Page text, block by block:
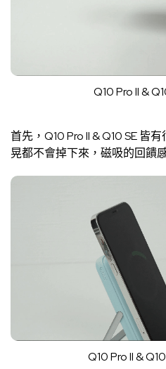
Q10 Pro II &
首先，Q10 Pro II & Q10 SE 皆
晃都不會掉下來，磁吸的回饋
Q10 Pro II &